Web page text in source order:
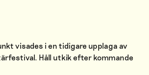
visades i en tidigare upplaga av
Håll utkik efter kommande